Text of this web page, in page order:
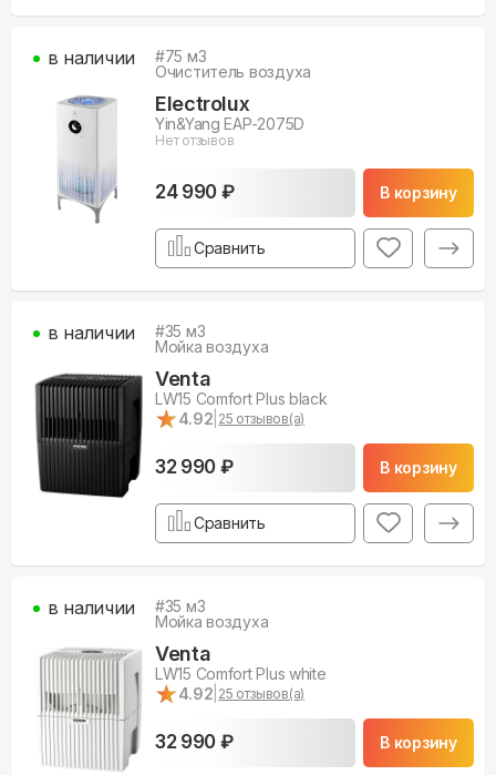
#75 м3
Очиститель воздуха
Electrolux
Yin&Yang EAP-2075D
Нет отзывов
24 990 ₽ В корзину
в наличии
Сравнить
#35 м3
Мойка воздуха
Venta
LW15 Comfort Plus black
★
★4.92 25 отзывов(а)
32 990 ₽ В корзину
в наличии
Сравнить
#35 м3
Мойка воздуха
Venta
LW15 Comfort Plus white
★
★4.92 25 отзывов(а)
32 990 ₽ В корзину
в наличии